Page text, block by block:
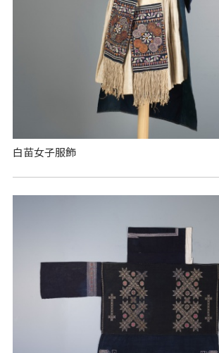
白苗女子服飾